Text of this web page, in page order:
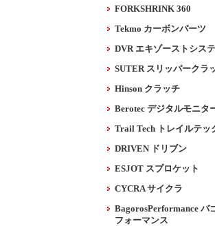
FORKSHRINK 360
Tekmo カーボンパーツ
DVR エキゾーストシス
SUTER スリッパークラ
Hinson クラッチ
Berotec デジタルモニタ
Trail Tech トレイルテッ
DRIVEN ドリブン
ESJOT スプロケット
CYCRA サイクラ
BagorosPerformance バ
フォーマンス